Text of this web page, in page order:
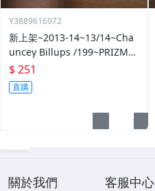
Y3889616972
新上架~2013-14~13/14~Cha
uncey Billups /199~PRIZM~S
ILVER~藍亮~限量/199~10601
14-1
$ 251
直購
關於我們 客服中心